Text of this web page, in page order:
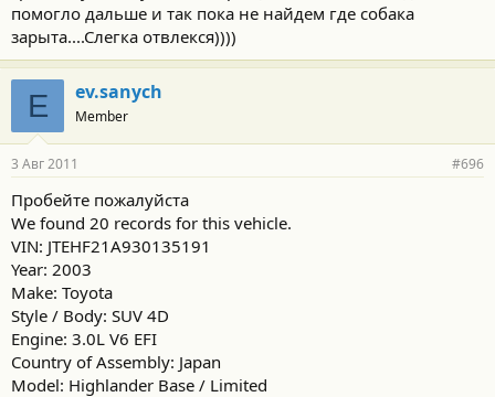
помогло дальше и так пока не найдем где собака
зарыта....Слегка отвлекся))))
E ev.sanych
Member
3 Авг 2011 #696
Пробейте пожалуйста
We found 20 records for this vehicle.
VIN: JTEHF21A930135191
Year: 2003
Make: Toyota
Style / Body: SUV 4D
Engine: 3.0L V6 EFI
Country of Assembly: Japan
Model: Highlander Base / Limited